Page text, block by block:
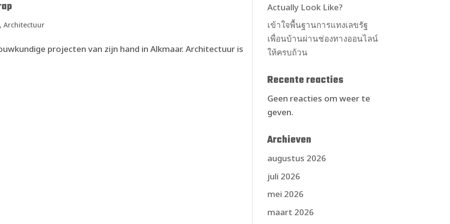
,Architectuur
projecten van zijn hand in Alkmaar. Architectuur is
Actually Look Like?
เข้าใจพื้นฐานการแทงเลขรัฐ
เพื่อนบ้านผ่านช่องทางออนไลน์
ให้ครบถ้วน
Recente reacties
Geen reacties om weer te
geven.
Archieven
augustus 2026
juli 2026
mei 2026
maart 2026